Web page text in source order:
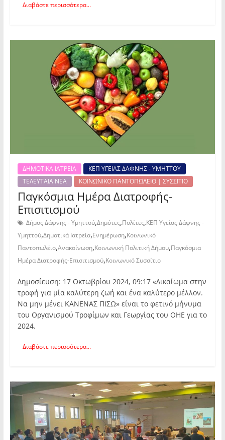
Διαβάστε περισσότερα...
ΔΗΜΟΤΙΚΑ ΙΑΤΡΕΙΑ
ΚΕΠ ΥΓΕΙΑΣ ΔΑΦΝΗΣ - ΥΜΗΤΤΟΥ
ΤΕΛΕΥΤΑΙΑ ΝΕΑ
ΚΟΙΝΩΝΙΚΟ ΠΑΝΤΟΠΩΛΕΙΟ | ΣΥΣΣΙΤΙΟ
Παγκόσμια Ημέρα Διατροφής-
Επισιτισμού
Δήμος Δάφνης - Υμηττού,Δημότες,Πολίτες,ΚΕΠ Υγείας Δάφνης -
Υμηττού,Δημοτικά Ιατρεία,Ενημέρωση,Κοινωνικό
Παντοπωλέιο,Ανακοίνωση,Κοινωνική Πολιτική Δήμου,Παγκόσμια
Ημέρα Διατροφής-Επισιτισμού,Κοινωνικό Συσσίτιο
Δημοσίευση: 17 Οκτωβρίου 2024, 09:17 «Δικαίωμα στην
τροφή για μία καλύτερη ζωή και ένα καλύτερο μέλλον.
Να μην μένει ΚΑΝΕΝΑΣ ΠΙΣΩ» είναι το φετινό μήνυμα
του Οργανισμού Τροφίμων και Γεωργίας του ΟΗΕ για το
2024.
Διαβάστε περισσότερα...